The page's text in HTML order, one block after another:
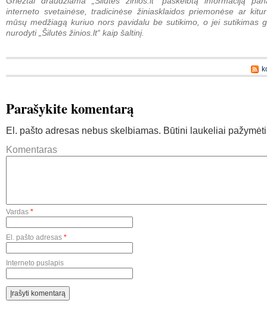
interneto svetainėse, tradicinėse žiniasklaidos priemonėse ar
mūsų medžiagą kuriuo nors pavidalu be sutikimo, o jei sutikimas
nurodyti „Šilutės žinios.lt“ kaip šaltinį.
Parašykite komentarą
El. pašto adresas nebus skelbiamas. Būtini laukeliai
Komentaras
Vardas *
El. pašto adresas *
Interneto puslapis